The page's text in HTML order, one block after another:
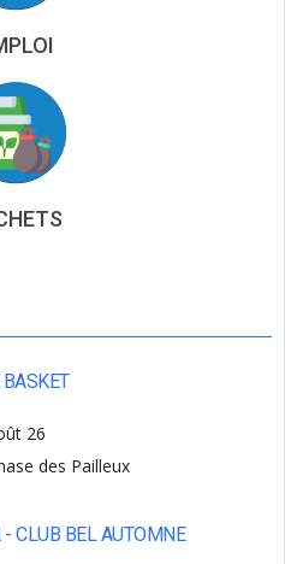
BASKET
26
des Pailleux
- CLUB BEL AUTOMNE